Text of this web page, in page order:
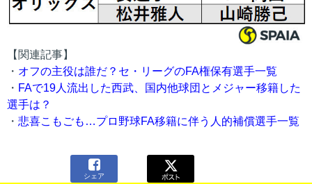
【関連記事】
・ オフの主役は誰だ？セ・リーグのFA権保有選手一覧
・ FAで19人流出した西武、国内他球団とメジャー移籍した
選手は？
・ 悲喜こもごも…プロ野球FA移籍に伴う人的補償選手一覧

シェア